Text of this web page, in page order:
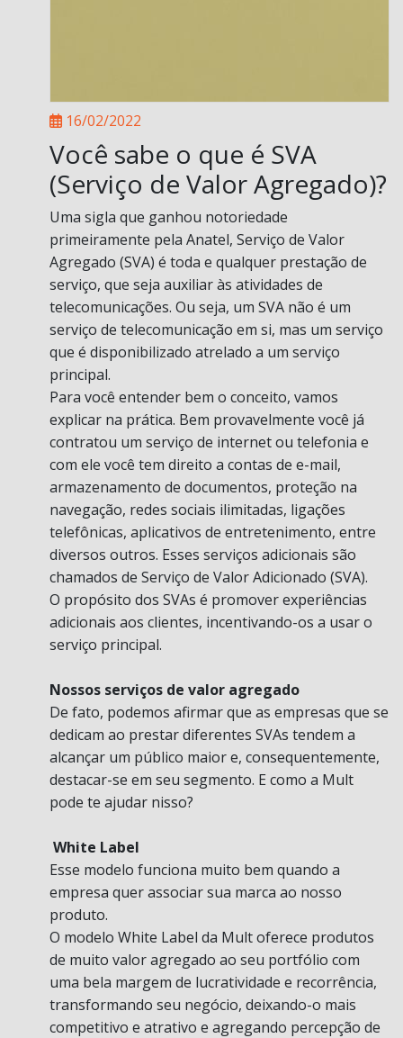
16/02/2022
Você sabe o que é SVA
(Serviço de Valor Agregado)?
Uma sigla que ganhou notoriedade
primeiramente pela Anatel, Serviço de Valor
Agregado (SVA) é toda e qualquer prestação de
serviço, que seja auxiliar às atividades de
telecomunicações. Ou seja, um SVA não é um
serviço de telecomunicação em si, mas um serviço
que é disponibilizado atrelado a um serviço
principal.
Para você entender bem o conceito, vamos
explicar na prática. Bem provavelmente você já
contratou um serviço de internet ou telefonia e
com ele você tem direito a contas de e-mail,
armazenamento de documentos, proteção na
navegação, redes sociais ilimitadas, ligações
telefônicas, aplicativos de entretenimento, entre
diversos outros. Esses serviços adicionais são
chamados de Serviço de Valor Adicionado (SVA).
O propósito dos SVAs é promover experiências
adicionais aos clientes, incentivando-os a usar o
serviço principal.
Nossos serviços de valor agregado
De fato, podemos afirmar que as empresas que se
dedicam ao prestar diferentes SVAs tendem a
alcançar um público maior e, consequentemente,
destacar-se em seu segmento. E como a Mult
pode te ajudar nisso?
White Label
Esse modelo funciona muito bem quando a
empresa quer associar sua marca ao nosso
produto.
O modelo White Label da Mult oferece produtos
de muito valor agregado ao seu portfólio com
uma bela margem de lucratividade e recorrência,
transformando seu negócio, deixando-o mais
competitivo e atrativo e agregando percepção de